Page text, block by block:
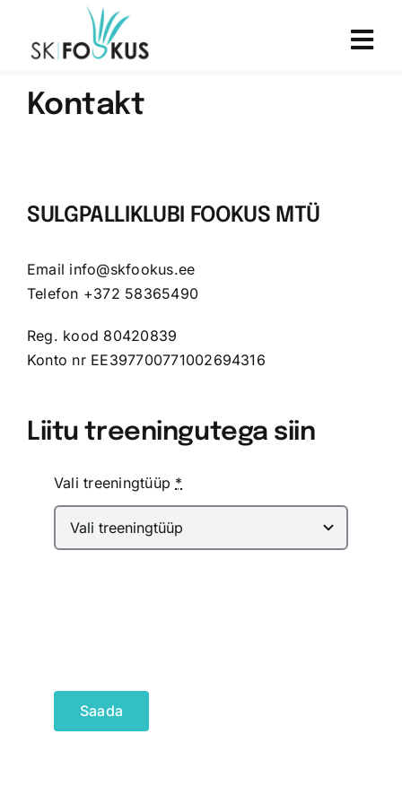
content
TRENNID
TREENERID
MEIST
KONTAKT
Kontakt
SULGPALLIKLUBI FOOKUS MTÜ
Email info@skfookus.ee
Telefon +372 58365490
Reg. kood 80420839
Konto nr EE397700771002694316
Liitu treeningutega siin
Vali treeningtüüp *
Saada